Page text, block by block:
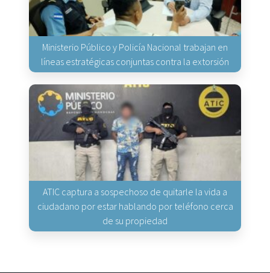
Ministerio Público y Policía Nacional trabajan en
líneas estratégicas conjuntas contra la extorsión
ATIC captura a sospechoso de quitarle la vida a
ciudadano por estar hablando por teléfono cerca
de su propiedad